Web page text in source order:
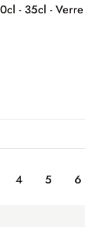
Flûte EXALTATION -
4 5 6